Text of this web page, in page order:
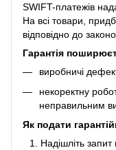
SWIFT-платежів
На всі товари,
відповідно до
Гарантія
виробничі
некоректну
неправильним
Як подати
Надішліть